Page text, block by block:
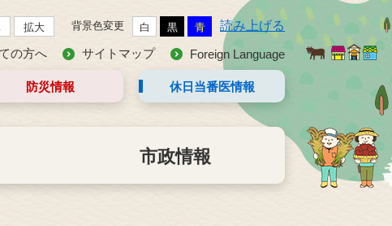
拡大 背景色変更 白 黒 青 読み上げる
の方へ サイトマップ Foreign Language
防災情報 休日当番医情報
市政情報